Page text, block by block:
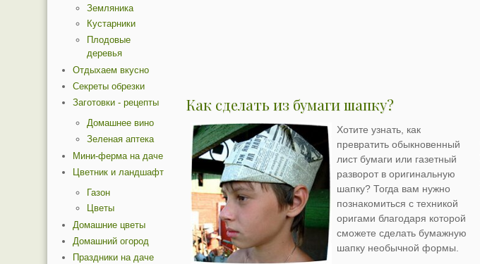
Как сделать из бумаги шапку?
Хотите узнать, как
превратить обыкновенный
лист бумаги или газетный
разворот в оригинальную
шапку? Тогда вам нужно
познакомиться с техникой
оригами благодаря которой
сможете сделать бумажную
шапку необычной формы.
Земляника
Кустарники
Плодовые
деревья
Отдыхаем вкусно
Секреты обрезки
Заготовки - рецепты
Домашнее вино
Зеленая аптека
Мини-ферма на даче
Цветник и ландшафт
Газон
Цветы
Домашние цветы
Домашний огород
Праздники на даче